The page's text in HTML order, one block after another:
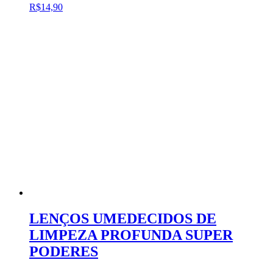
R$14,90
LENÇOS UMEDECIDOS DE
LIMPEZA PROFUNDA SUPER
PODERES